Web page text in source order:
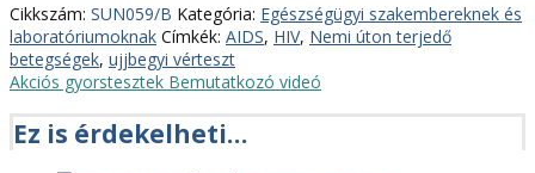
Cikkszám: SUN059/B Kategória: Egészségügyi szakembereknek és
laboratóriumoknak Címkék: AIDS, HIV, Nemi úton terjedő
betegségek, ujjbegyi vérteszt
Akciós gyorstesztek Bemutatkozó videó
Ez is érdekelheti…